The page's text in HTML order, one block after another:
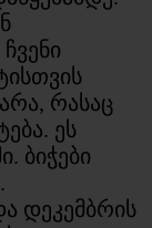
რასაც
ეს
ბიჭები
დეკემბრის